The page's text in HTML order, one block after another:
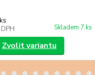
Skladem 7 ks
Zvolit variantu